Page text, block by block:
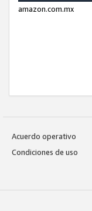
amazon.com.mx
Acuerdo operativo
Condiciones de uso